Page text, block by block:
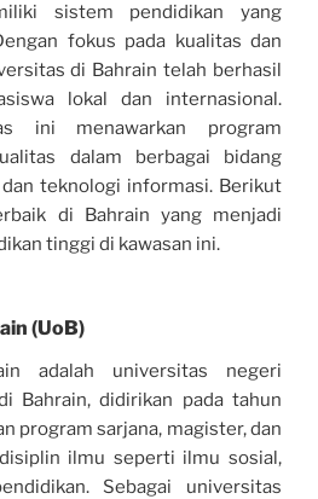
sistem pendidikan yang
fokus pada kualitas dan
di Bahrain telah berhasil
lokal dan internasional.
ini menawarkan program
dalam berbagai bidang
teknologi informasi. Berikut
di Bahrain yang menjadi
tinggi di kawasan ini.
(UoB)
adalah universitas negeri
Bahrain, didirikan pada tahun
program sarjana, magister, dan
ilmu seperti ilmu sosial,
Sebagai universitas